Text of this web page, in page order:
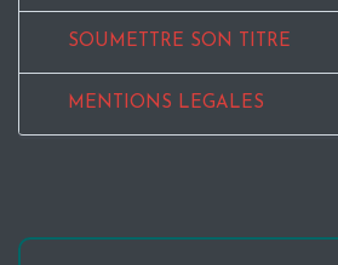
SOUMETTRE SON TITRE
MENTIONS LEGALES